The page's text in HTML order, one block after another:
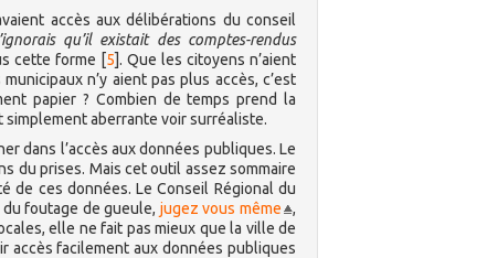
accès aux délibérations du conseil
qu’il existait des comptes-rendus
cette forme [5]. Que les citoyens n’aient
n’y aient pas plus accès, c’est
papier ? Combien de temps prend la
simplement aberrante voir surréaliste.
dans l’accès aux données publiques. Le
du prises. Mais cet outil assez sommaire
de ces données. Le Conseil Régional du
foutage de gueule, jugez vous même
,
elle ne fait pas mieux que la ville de
accès facilement aux données publiques